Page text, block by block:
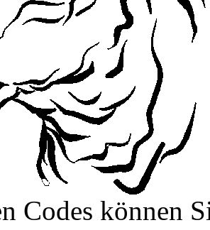
Codes können